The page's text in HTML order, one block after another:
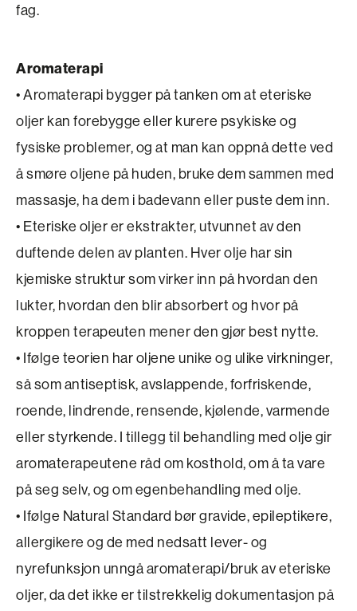
fag.
Aromaterapi
• Aromaterapi bygger på tanken om at eteriske
oljer kan forebygge eller kurere psykiske og
fysiske problemer, og at man kan oppnå dette ved
å smøre oljene på huden, bruke dem sammen med
massasje, ha dem i badevann eller puste dem inn.
• Eteriske oljer er ekstrakter, utvunnet av den
duftende delen av planten. Hver olje har sin
kjemiske struktur som virker inn på hvordan den
lukter, hvordan den blir absorbert og hvor på
kroppen terapeuten mener den gjør best nytte.
• Ifølge teorien har oljene unike og ulike virkninger,
så som antiseptisk, avslappende, forfriskende,
roende, lindrende, rensende, kjølende, varmende
eller styrkende. I tillegg til behandling med olje gir
aromaterapeutene råd om kosthold, om å ta vare
på seg selv, og om egenbehandling med olje.
• Ifølge Natural Standard bør gravide, epileptikere,
allergikere og de med nedsatt lever- og
nyrefunksjon unngå aromaterapi/bruk av eteriske
oljer, da det ikke er tilstrekkelig dokumentasjon på